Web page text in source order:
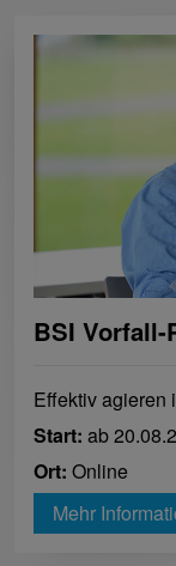
BSI Vorfall-
Effektiv agieren
Start: ab
Ort: Online
Mehr